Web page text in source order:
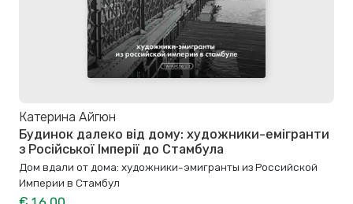
Катерина Айгюн
Будинок далеко від дому: художники-емігранти
з Російської Імперії до Стамбула
Дом вдали от дома: художники-эмигранты из Российской
Империи в Стамбул